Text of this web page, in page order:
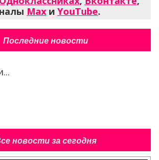
Max и YouTube.
Последние новости
новости за сегодня